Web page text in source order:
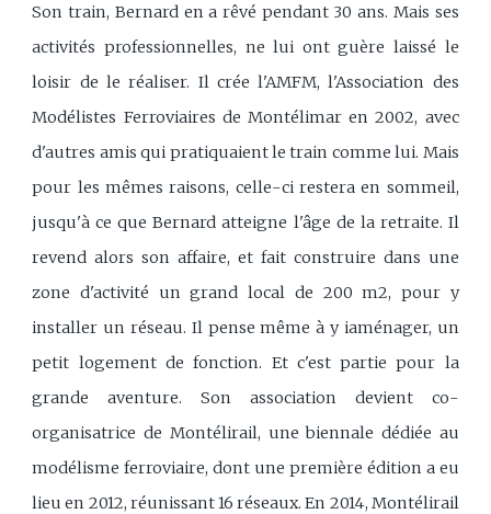
Son train, Bernard en a rêvé pendant 30 ans. Mais ses
activités professionnelles, ne lui ont guère laissé le
loisir de le réaliser. Il crée l'AMFM, l'Association des
Modélistes Ferroviaires de Montélimar en 2002, avec
d'autres amis qui pratiquaient le train comme lui. Mais
pour les mêmes raisons, celle-ci restera en sommeil,
jusqu'à ce que Bernard atteigne l'âge de la retraite. Il
revend alors son affaire, et fait construire dans une
zone d'activité un grand local de 200 m2, pour y
installer un réseau. Il pense même à y iaménager, un
petit logement de fonction. Et c'est partie pour la
grande aventure. Son association devient co-
organisatrice de Montélirail, une biennale dédiée au
modélisme ferroviaire, dont une première édition a eu
lieu en 2012, réunissant 16 réseaux. En 2014, Montélirail